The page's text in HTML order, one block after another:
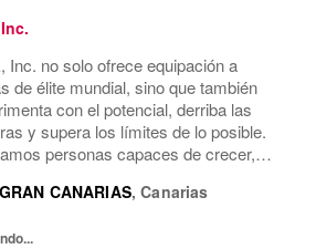
Inc. no solo ofrece equipación a
de élite mundial, sino que también
con el potencial, derriba las
y supera los límites de lo posible.
personas capaces de crecer,
la diversidad y fomentar la
CANARIAS,Canarias